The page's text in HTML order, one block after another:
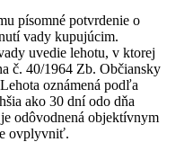
písomné potvrdenie o
vady kupujúcim.
uvedie lehotu, v ktorej
č. 40/1964 Zb. Občiansky
oznámená podľa
ako 30 dní odo dňa
odôvodnená objektívnym
ovplyvniť.